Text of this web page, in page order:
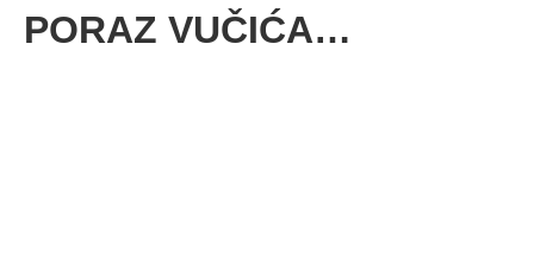
PORAZ VUČIĆA…